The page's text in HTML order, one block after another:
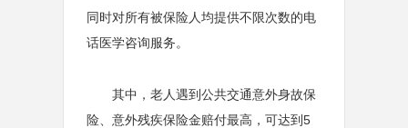
同时对所有被保险人均提供不限次数的电
话医学咨询服务。
其中，老人遇到公共交通意外身故保
险、意外残疾保险金赔付最高，可达到5